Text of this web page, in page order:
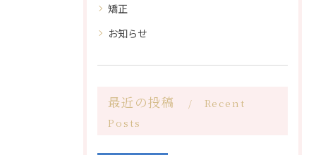
矯正
お知らせ
最近の投稿
Recent
Posts